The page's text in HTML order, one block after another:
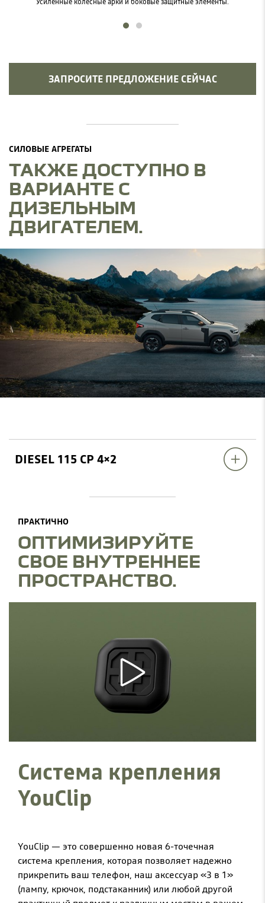
ЗАПРОСИТЕ ПРЕДЛОЖЕНИЕ СЕЙЧАС
СИЛОВЫЕ АГРЕГАТЫ
ТАКЖЕ ДОСТУПНО В
ВАРИАНТЕ С
ДИЗЕЛЬНЫМ
ДВИГАТЕЛЕМ.
DIESEL 115 CP 4×2
ПРАКТИЧНО
ОПТИМИЗИРУЙТЕ
СВОЕ ВНУТРЕННЕЕ
ПРОСТРАНСТВО.
Система крепления
YouClip
YouClip — это совершенно новая 6-точечная
система крепления, которая позволяет надежно
прикрепить ваш телефон, наш аксессуар «3 в 1»
(лампу, крючок, подстаканник) или любой другой